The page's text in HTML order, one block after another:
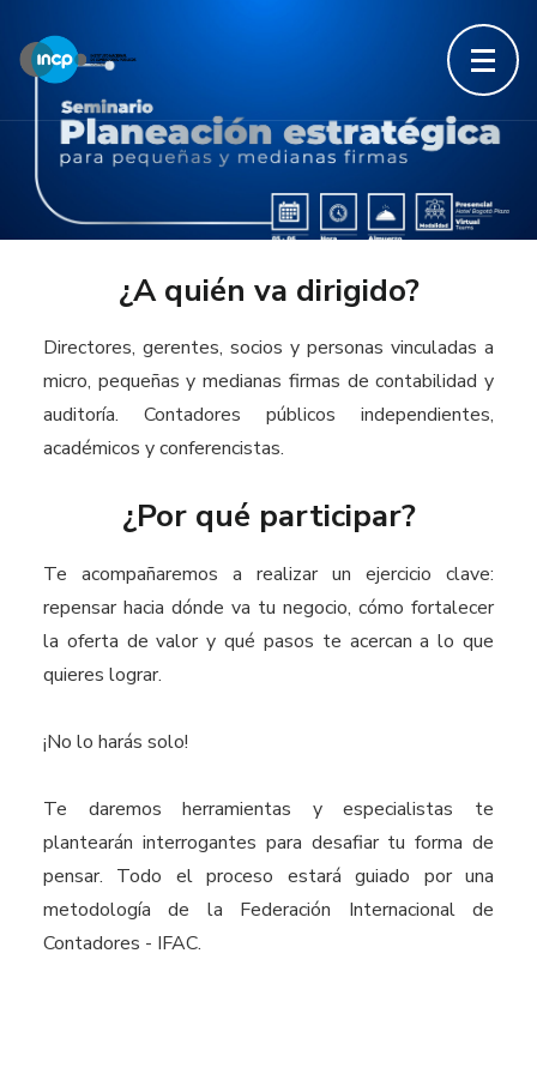
¿A quién va dirigido?
Directores, gerentes, socios y personas vinculadas a
micro, pequeñas y medianas firmas de contabilidad y
auditoría. Contadores públicos independientes,
académicos y conferencistas.
¿Por qué participar?
Te acompañaremos a realizar un ejercicio clave:
repensar hacia dónde va tu negocio, cómo fortalecer
la oferta de valor y qué pasos te acercan a lo que
quieres lograr.
¡No lo harás solo!
Te daremos herramientas y especialistas te
plantearán interrogantes para desafiar tu forma de
pensar. Todo el proceso estará guiado por una
metodología de la Federación Internacional de
Contadores - IFAC.